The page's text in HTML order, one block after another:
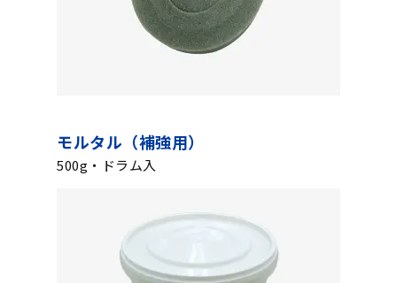
モルタル（補強用）
500g・ドラム入